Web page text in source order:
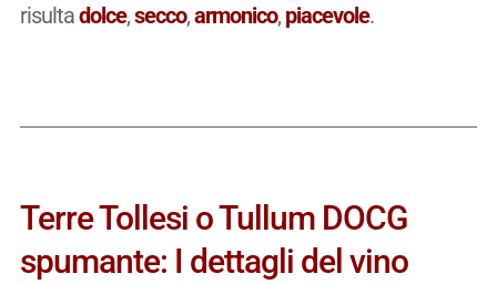
risultadolce,secco,armonico, piacevole.
Terre Tollesi o Tullum DOCG
spumante: I dettagli del vino